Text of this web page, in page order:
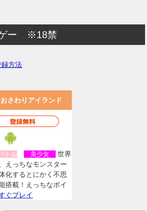
ゲー ※18禁
方法
さわりアイランド
トル 美少女
世界
えっちなモンスター
化するとにかく不思
搭載！えっちなボイ
ぐプレイ